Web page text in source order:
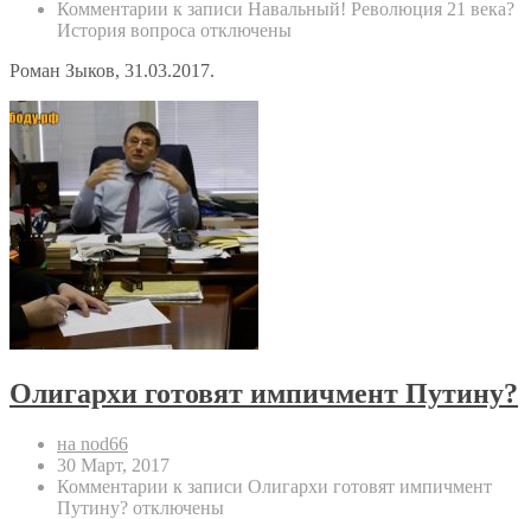
Комментарии к записи Навальный! Революция 21 века?
История вопроса отключены
Роман Зыков, 31.03.2017.
Олигархи готовят импичмент Путину?
на nod66
30 Март, 2017
Комментарии к записи Олигархи готовят импичмент
Путину? отключены